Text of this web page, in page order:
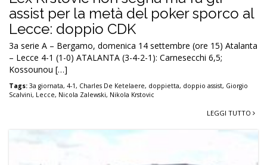
assist per la metà del poker sporco al
Lecce: doppio CDK
3a serie A – Bergamo, domenica 14 settembre (ore 15) Atalanta
– Lecce 4-1 (1-0) ATALANTA (3-4-2-1): Carnesecchi 6,5;
Kossounou […]
Tags: 3a giornata, 4-1, Charles De Ketelaere, doppietta, doppio assist, Giorgio
Scalvini, Lecce, Nicola Zalewski, Nikola Krstovic
LEGGI TUTTO